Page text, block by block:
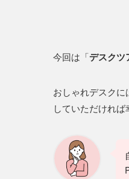
今回は「デスクツ
おしゃれデスクに
していただければ